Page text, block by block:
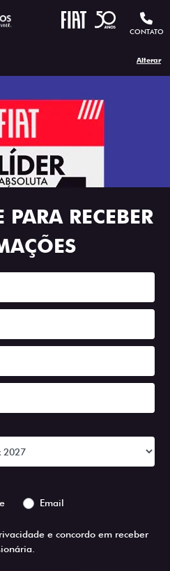
CONTATO
Alterar
PARA RECEBER
Email
e concordo em receber